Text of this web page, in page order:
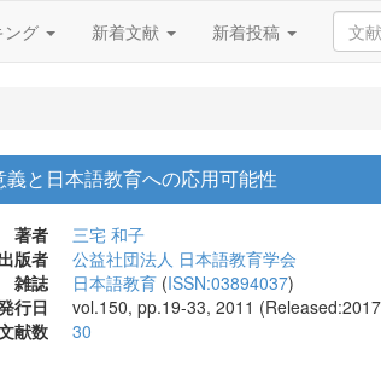
ング 新着文献 新着投稿
と日本語教育への応用可能性
著者
三宅 和子
出版者
公益社団法人 日本語教育学会
雑誌
日本語教育 (ISSN:03894037)
行日
vol.150, pp.19-33, 2011
献数
30